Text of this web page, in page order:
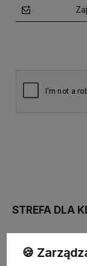
STREFA DLA
PŁATNOŚĆ I
🍪